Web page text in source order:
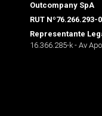
Outcompany SpA
RUT Nº76.266.293-0
Representante
16.366.285-k - Av